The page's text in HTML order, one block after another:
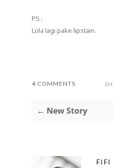
PS :
Lola lagi pake lipstain.
4 COMMENTS
← New Story
FIFI